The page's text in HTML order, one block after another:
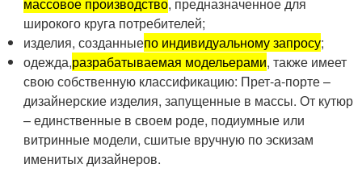
массовое производство, предназначенное для
широкого круга потребителей;
изделия, созданныепо индивидуальному запросу;
одежда,разрабатываемая модельерами, также имеет
свою собственную классификацию: Прет-а-порте –
дизайнерские изделия, запущенные в массы. От кутюр
– единственные в своем роде, подиумные или
витринные модели, сшитые вручную по эскизам
именитых дизайнеров.